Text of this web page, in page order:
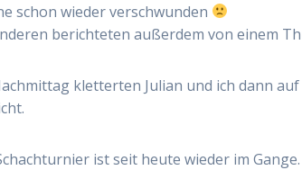
schon wieder verschwunden
berichteten außerdem von einem
kletterten Julian und ich dann
ist seit heute wieder im